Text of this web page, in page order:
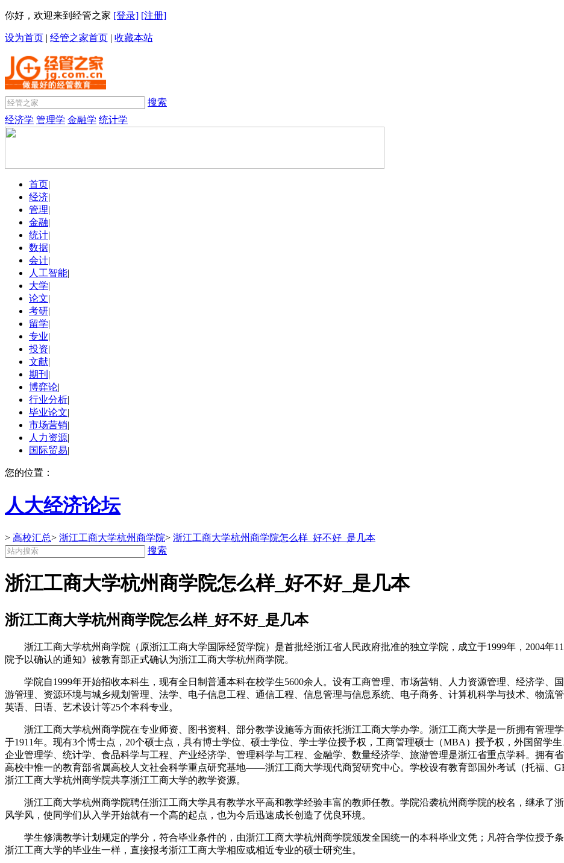
你好，欢迎来到经管之家 [登录] [注册]
设为首页 | 经管之家首页 | 收藏本站
搜索
经济学 管理学 金融学 统计学
首页|
经济|
管理|
金融|
统计|
数据|
会计|
人工智能|
大学|
论文|
考研|
留学|
专业|
投资|
文献|
期刊 |
博弈论|
行业分析|
毕业论文|
市场营销|
人力资源|
国际贸易|
您的位置：
人大经济论坛
> 高校汇总> 浙江工商大学杭州商学院> 浙江工商大学杭州商学院怎么样_好不好_是几本
搜索
浙江工商大学杭州商学院怎么样_好不好_是几本
浙江工商大学杭州商学院怎么样_好不好_是几本
浙江工商大学杭州商学院（原浙江工商大学国际经贸学院）是首批经浙江省人民政府批准的独立学院，成立于1999年，2004年
院予以确认的通知》被教育部正式确认为浙江工商大学杭州商学院。
学院自1999年开始招收本科生，现有全日制普通本科在校学生5600余人。设有工商管理、市场营销、人力资源管理、经济学、
游管理、资源环境与城乡规划管理、法学、电子信息工程、通信工程、信息管理与信息系统、电子商务、计算机科学与技术、物流
英语、日语、艺术设计等25个本科专业。
浙江工商大学杭州商学院在专业师资、图书资料、部分教学设施等方面依托浙江工商大学办学。浙江工商大学是一所拥有管理
于1911年。现有3个博士点，20个硕士点，具有博士学位、硕士学位、学士学位授予权，工商管理硕士（MBA）授予权，外国留学
企业管理学、统计学、食品科学与工程、产业经济学、管理科学与工程、金融学、数量经济学、旅游管理是浙江省重点学科。拥
高校中惟一的教育部省属高校人文社会科学重点研究基地——浙江工商大学现代商贸研究中心。学校设有教育部国外考试（托福、
浙江工商大学杭州商学院共享浙江工商大学的教学资源。
浙江工商大学杭州商学院聘任浙江工商大学具有教学水平高和教学经验丰富的教师任教。学院沿袭杭州商学院的校名，继承了
风学风，使同学们从入学开始就有一个高的起点，也为今后迅速成长创造了优良环境。
学生修满教学计划规定的学分，符合毕业条件的，由浙江工商大学杭州商学院颁发全国统一的本科毕业文凭；凡符合学位授予
浙江工商大学的毕业生一样，直接报考浙江工商大学相应或相近专业的硕士研究生。